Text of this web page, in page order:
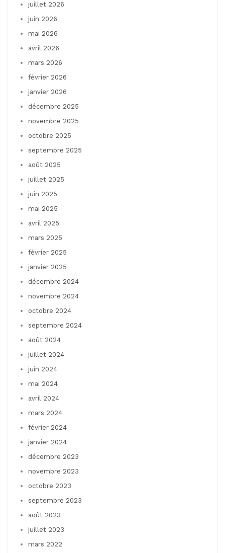
juillet 2026
juin 2026
mai 2026
avril 2026
mars 2026
février 2026
janvier 2026
décembre 2025
novembre 2025
octobre 2025
septembre 2025
août 2025
juillet 2025
juin 2025
mai 2025
avril 2025
mars 2025
février 2025
janvier 2025
décembre 2024
novembre 2024
octobre 2024
septembre 2024
août 2024
juillet 2024
juin 2024
mai 2024
avril 2024
mars 2024
février 2024
janvier 2024
décembre 2023
novembre 2023
octobre 2023
septembre 2023
août 2023
juillet 2023
mars 2022